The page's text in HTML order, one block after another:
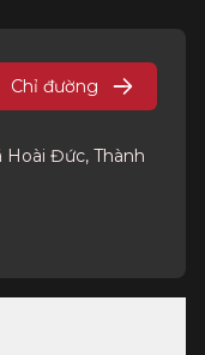
Chỉ đường
Đức, Thành